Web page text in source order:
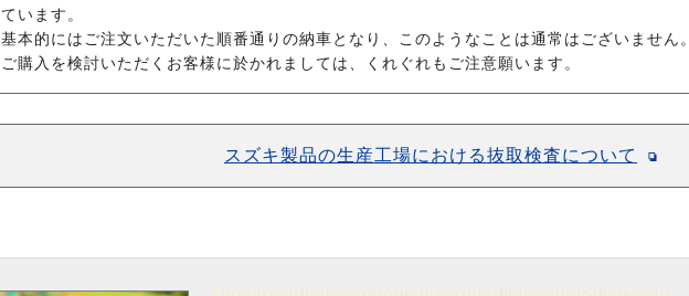
ています。
基本的にはご注文いただいた順番通りの納車となり、このようなことは通常はございません。
ご購入を検討いただくお客様に於かれましては、くれぐれもご注意願います。
スズキ製品の生産工場における抜取検査について